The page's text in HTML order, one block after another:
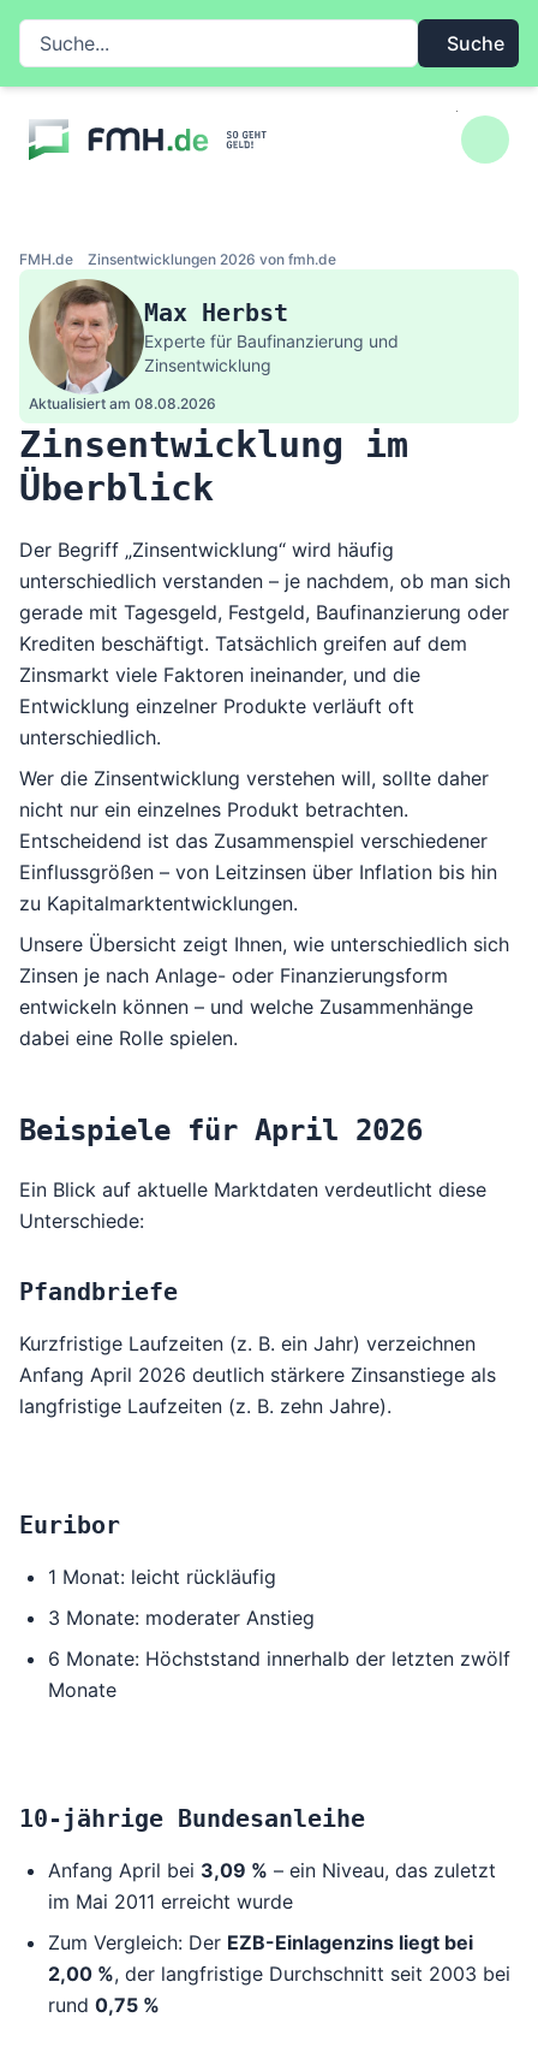
Zum Inhalt springen
Suche auf FMH.de
Suche
FMH.de Zinsentwicklungen 2026 von fmh.de
Max Herbst
Experte für Baufinanzierung und
Zinsentwicklung
Aktualisiert am 08.08.2026
Zinsentwicklung im
Überblick
Der Begriff „Zinsentwicklung“ wird häufig
unterschiedlich verstanden – je nachdem, ob man sich
gerade mit Tagesgeld, Festgeld, Baufinanzierung oder
Krediten beschäftigt. Tatsächlich greifen auf dem
Zinsmarkt viele Faktoren ineinander, und die
Entwicklung einzelner Produkte verläuft oft
unterschiedlich.
Wer die Zinsentwicklung verstehen will, sollte daher
nicht nur ein einzelnes Produkt betrachten.
Entscheidend ist das Zusammenspiel verschiedener
Einflussgrößen – von Leitzinsen über Inflation bis hin
zu Kapitalmarktentwicklungen.
Unsere Übersicht zeigt Ihnen, wie unterschiedlich sich
Zinsen je nach Anlage- oder Finanzierungsform
entwickeln können – und welche Zusammenhänge
dabei eine Rolle spielen.
Beispiele für April 2026
Ein Blick auf aktuelle Marktdaten verdeutlicht diese
Unterschiede:
Pfandbriefe
Kurzfristige Laufzeiten (z. B. ein Jahr) verzeichnen
Anfang April 2026 deutlich stärkere Zinsanstiege als
langfristige Laufzeiten (z. B. zehn Jahre).
Euribor
1 Monat: leicht rückläufig
3 Monate: moderater Anstieg
6 Monate: Höchststand innerhalb der letzten zwölf
Monate
10-jährige Bundesanleihe
Anfang April bei 3,09 % – ein Niveau, das zuletzt
im Mai 2011 erreicht wurde
Zum Vergleich: Der EZB-Einlagenzins liegt bei
2,00 %, der langfristige Durchschnitt seit 2003 bei
rund 0,75 %